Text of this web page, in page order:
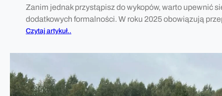
Zanim jednak przystąpisz do wykopów, warto upewnić
dodatkowych formalności. W roku 2025 obowiązują
Czytaj artykuł..
z
m
o